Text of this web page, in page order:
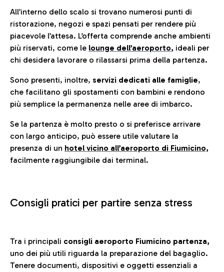
All’interno dello scalo si trovano numerosi punti di
ristorazione, negozi e spazi pensati per rendere più
piacevole l’attesa. L’offerta comprende anche ambienti
più riservati, come le lounge dell’aeroporto, ideali per
chi desidera lavorare o rilassarsi prima della partenza.
Sono presenti, inoltre, servizi dedicati alle famiglie,
che facilitano gli spostamenti con bambini e rendono
più semplice la permanenza nelle aree di imbarco.
Se la partenza è molto presto o si preferisce arrivare
con largo anticipo, può essere utile valutare la
presenza di un hotel vicino all’aeroporto di Fiumicino,
facilmente raggiungibile dai terminal.
Consigli pratici per partire senza stress
Tra i principali consigli aeroporto Fiumicino partenza,
uno dei più utili riguarda la preparazione del bagaglio.
Tenere documenti, dispositivi e oggetti essenziali a